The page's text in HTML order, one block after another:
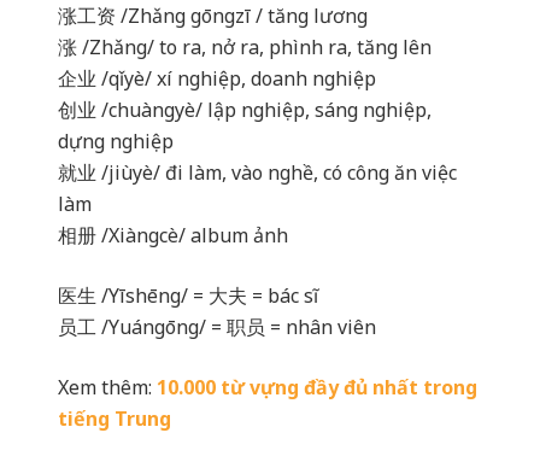
涨工资 /Zhǎng gōngzī / tăng lương
涨 /Zhǎng/ to ra, nở ra, phình ra, tăng lên
企业 /qǐyè/ xí nghiệp, doanh nghiệp
创业 /chuàngyè/ lập nghiệp, sáng nghiệp,
dựng nghiệp
就业 /jiùyè/ đi làm, vào nghề, có công ăn việc
làm
相册 /Xiàngcè/ album ảnh
医生 /Yīshēng/ = 大夫 = bác sĩ
员工 /Yuángōng/ = 职员 = nhân viên
Xem thêm: 10.000 từ vựng đầy đủ nhất trong
tiếng Trung